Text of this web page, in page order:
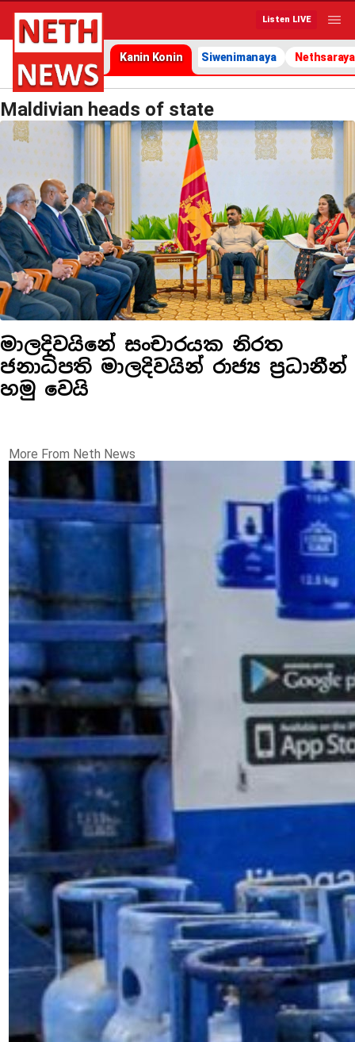
Listen LIVE
Kanin Konin Siwenimanaya Nethsaraya
Maldivian heads of state
මාලදිවයිනේ සංචාරයක නිරත
ජනාධිපති මාලදිවයින් රාජ්‍ය ප්‍රධානීන්
හමු වෙයි
More From Neth News